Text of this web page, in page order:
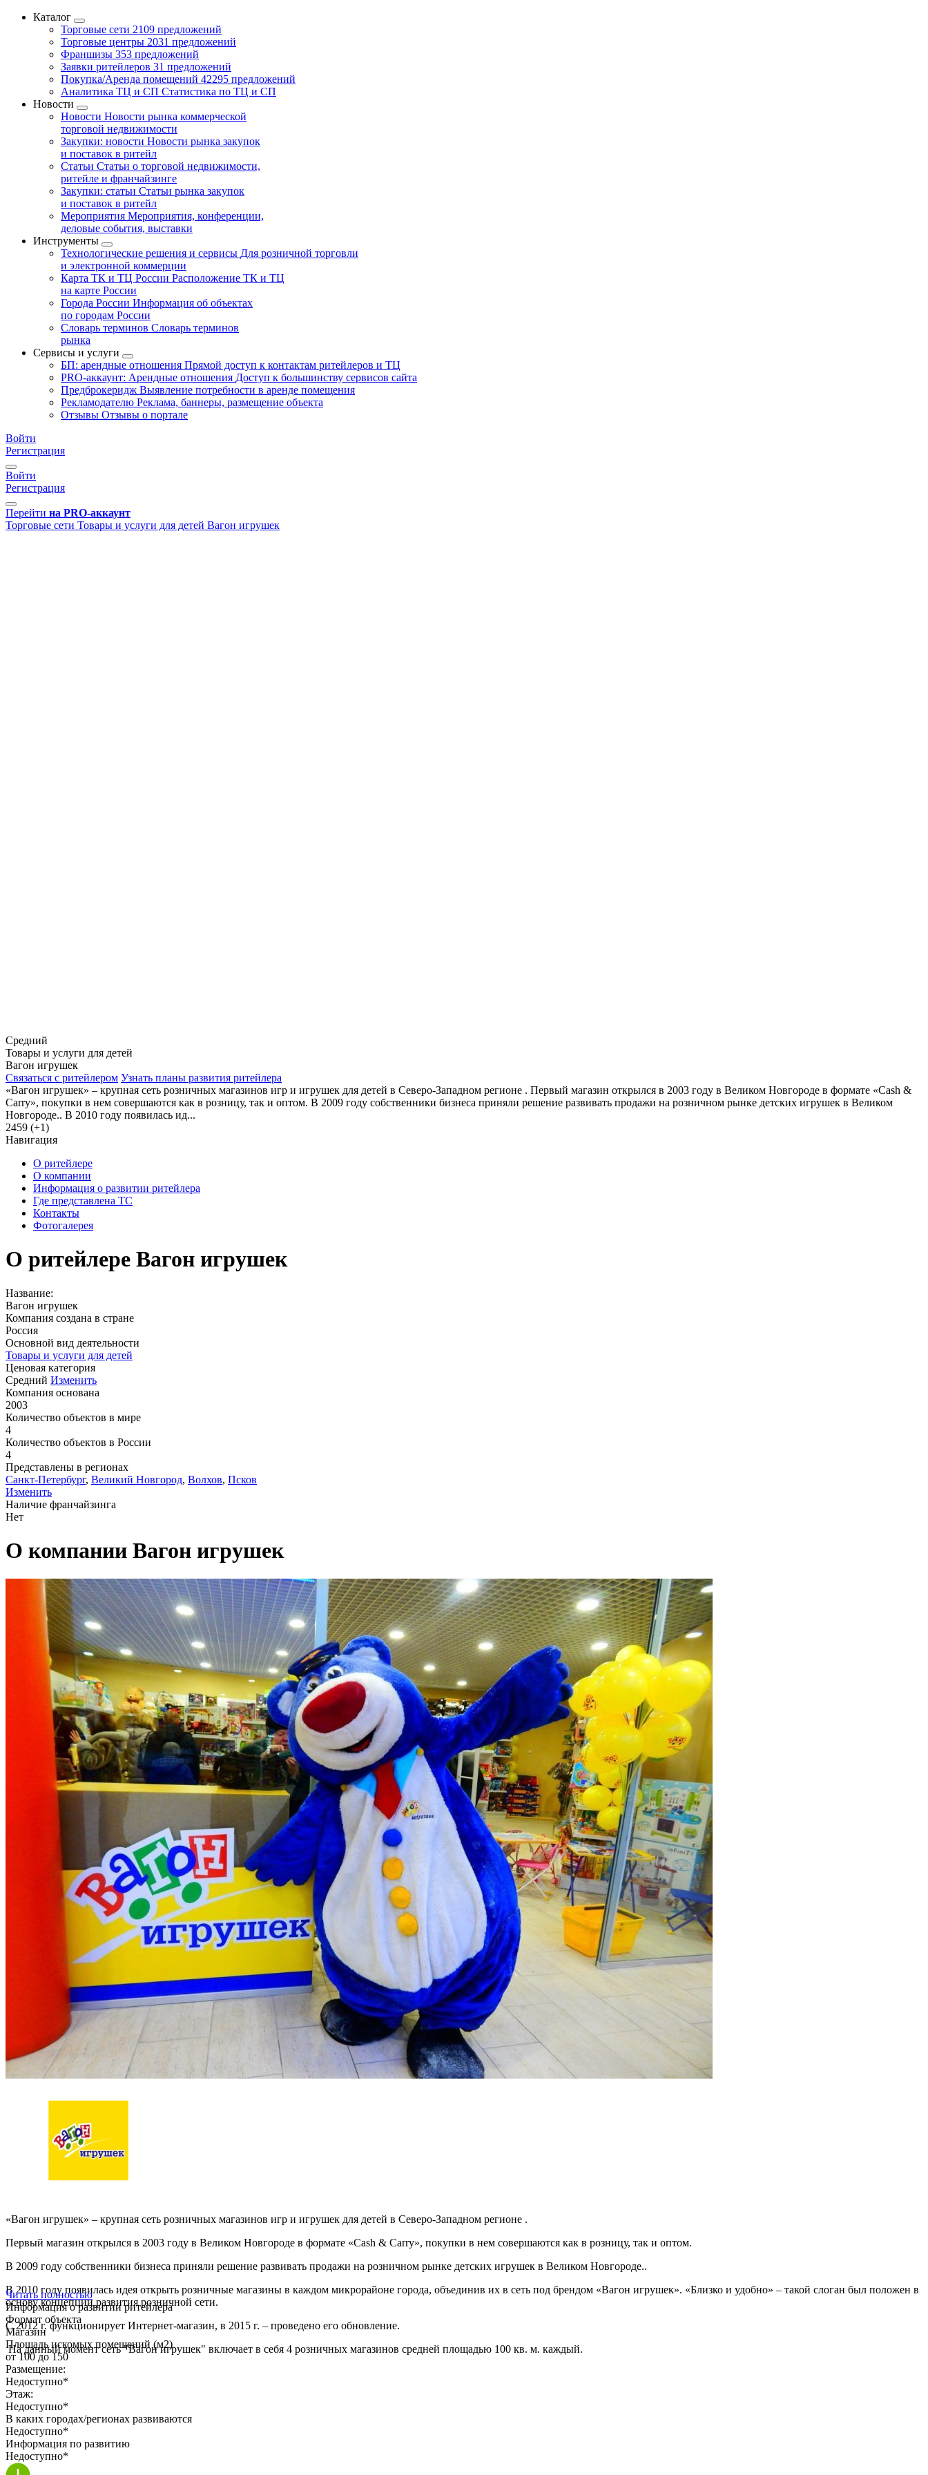
Каталог
Торговые сети 2109 предложений
Торговые центры 2031 предложений
Франшизы 353 предложений
Заявки ритейлеров 31 предложений
Покупка/Аренда помещений 42295 предложений
Аналитика ТЦ и СП Статистика по ТЦ и СП
Новости
Новости Новости рынка коммерческой
торговой недвижимости
Закупки: новости Новости рынка закупок
и поставок в ритейл
Статьи Статьи о торговой недвижимости,
ритейле и франчайзинге
Закупки: статьи Статьи рынка закупок
и поставок в ритейл
Мероприятия Мероприятия, конференции,
деловые события, выставки
Инструменты
Технологические решения и сервисы Для розничной торговли
и электронной коммерции
Карта ТК и ТЦ России Расположение ТК и ТЦ
на карте России
Города России Информация об объектах
по городам России
Словарь терминов Словарь терминов
рынка
Сервисы и услуги
БП: арендные отношения Прямой доступ к контактам ритейлеров и ТЦ
PRO-аккаунт: Арендные отношения Доступ к большинству сервисов сайта
Предброкеридж Выявление потребности в аренде помещения
Рекламодателю Реклама, баннеры, размещение объекта
Отзывы Отзывы о портале
Войти
Регистрация
Войти
Регистрация
Перейти на PRO-аккаунт
Торговые сети Товары и услуги для детей Вагон игрушек
Средний
Товары и услуги для детей
Вагон игрушек
Связаться с ритейлером Узнать планы развития ритейлера
«Вагон игрушек» – крупная сеть розничных магазинов игр и игрушек для детей в Северо-Западном регионе . Первый магазин открылся в 2003 году в Великом Новгороде в формате «Cash &
Carry», покупки в нем совершаются как в розницу, так и оптом. В 2009 году собственники бизнеса приняли решение развивать продажи на розничном рынке детских игрушек в Великом
Новгороде.. В 2010 году появилась ид...
2459 (+1)
Навигация
О ритейлере
О компании
Информация о развитии ритейлера
Где представлена ТС
Контакты
Фотогалерея
О ритейлере Вагон игрушек
Название:
Вагон игрушек
Компания создана в стране
Россия
Основной вид деятельности
Товары и услуги для детей
Ценовая категория
Средний Изменить
Компания основана
2003
Количество объектов в мире
4
Количество объектов в России
4
Представлены в регионах
Санкт-Петербург, Великий Новгород, Волхов, Псков
Изменить
Наличие франчайзинга
Нет
О компании Вагон игрушек
«Вагон игрушек» – крупная сеть розничных магазинов игр и игрушек для детей в Северо-Западном регионе .
Первый магазин открылся в 2003 году в Великом Новгороде в формате «Cash & Carry», покупки в нем совершаются как в розницу, так и оптом.
В 2009 году собственники бизнеса приняли решение развивать продажи на розничном рынке детских игрушек в Великом Новгороде..
В 2010 году появилась идея открыть розничные магазины в каждом микрорайоне города, объединив их в сеть под брендом «Вагон игрушек». «Близко и удобно» – такой слоган был положен в
основу концепции развития розничной сети.
С 2012 г. функционирует Интернет-магазин, в 2015 г. – проведено его обновление.
На данный момент сеть "Вагон игрушек" включает в себя 4 розничных магазинов средней площадью 100 кв. м. каждый.
Читать полностью
Информация о развитии ритейлера
Формат объекта
Магазин
Площадь искомых помещений (м2)
от 100 до 150
Размещение:
Недоступно*
Этаж:
Недоступно*
В каких городах/регионах развиваются
Недоступно*
Информация по развитию
Недоступно*